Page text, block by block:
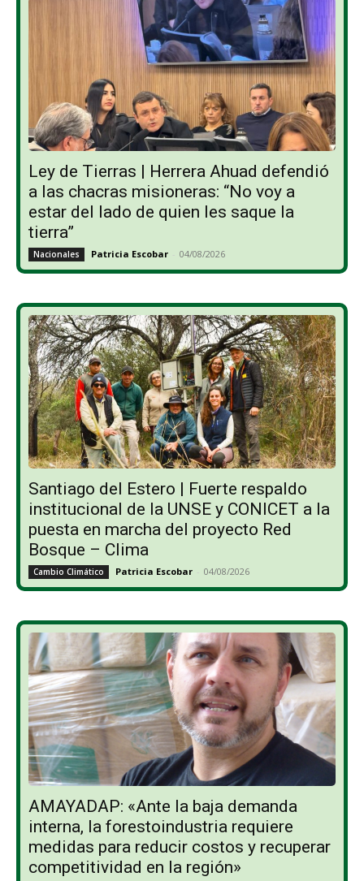
Ley de Tierras | Herrera Ahuad defendió
a las chacras misioneras: “No voy a
estar del lado de quien les saque la
tierra”
Nacionales Patricia Escobar - 04/08/2026
Santiago del Estero | Fuerte respaldo
institucional de la UNSE y CONICET a la
puesta en marcha del proyecto Red
Bosque – Clima
Cambio Climático Patricia Escobar - 04/08/2026
AMAYADAP: «Ante la baja demanda
interna, la forestoindustria requiere
medidas para reducir costos y recuperar
competitividad en la región»